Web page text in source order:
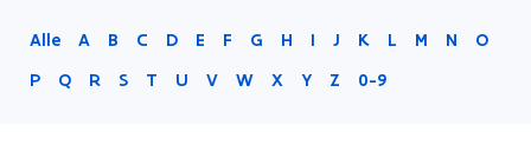
Alle A B C D E F G H I J K L M N
O
P
Q R S T U V W X Y Z 0-9